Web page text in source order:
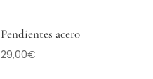
Pendientes acero
29,00€